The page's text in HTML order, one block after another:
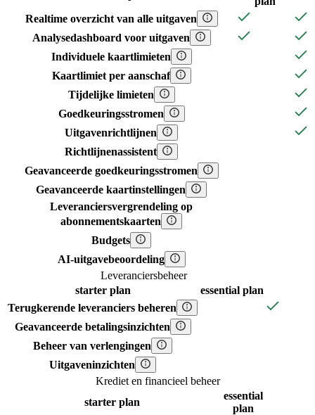
Realtime overzicht van alle uitgaven
Analysedashboard voor uitgaven
Individuele kaartlimieten
Kaartlimiet per aanschaf
Tijdelijke limieten
Goedkeuringsstromen
Uitgavenrichtlijnen
Richtlijnenassistent
Geavanceerde goedkeuringsstromen
Geavanceerde kaartinstellingen
Leveranciersvergrendeling op
abonnementskaarten
Budgets
AI-uitgavebeoordeling
Leveranciersbeheer
starterplan essential plan
Terugkerende leveranciers beheren
Geavanceerde betalingsinzichten
Beheer van verlengingen
Uitgaveninzichten
Krediet en financieel beheer
starter plan
essential
plan